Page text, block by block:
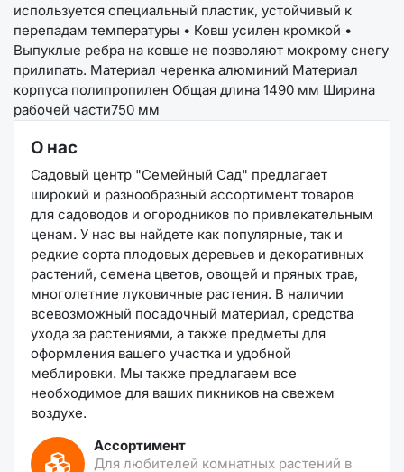
используется специальный пластик, устойчивый к
перепадам температуры • Ковш усилен кромкой •
Выпуклые ребра на ковше не позволяют мокрому снегу
прилипать. Материал черенка алюминий Материал
корпуса полипропилен Общая длина 1490 мм Ширина
рабочей части750 мм
О нас
Садовый центр "Семейный Сад" предлагает
широкий и разнообразный ассортимент товаров
для садоводов и огородников по привлекательным
ценам. У нас вы найдете как популярные, так и
редкие сорта плодовых деревьев и декоративных
растений, семена цветов, овощей и пряных трав,
многолетние луковичные растения. В наличии
всевозможный посадочный материал, средства
ухода за растениями, а также предметы для
оформления вашего участка и удобной
меблировки. Мы также предлагаем все
необходимое для ваших пикников на свежем
воздухе.
Ассортимент
Для любителей комнатных растений в